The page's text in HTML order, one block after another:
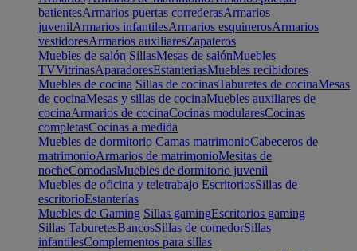
batientesArmarios puertas correderasArmarios
juvenilArmarios infantilesArmarios esquinerosArmarios
vestidoresArmarios auxiliaresZapateros
Muebles de salón SillasMesas de salónMuebles
TVVitrinasAparadoresEstanteriasMuebles recibidores
Muebles de cocina Sillas de cocinasTaburetes de cocinaMesas
de cocinaMesas y sillas de cocinaMuebles auxiliares de
cocinaArmarios de cocinaCocinas modularesCocinas
completasCocinas a medida
Muebles de dormitorio Camas matrimonioCabeceros de
matrimonioArmarios de matrimonioMesitas de
nocheComodasMuebles de dormitorio juvenil
Muebles de oficina y teletrabajo EscritoriosSillas de
escritorioEstanterías
Muebles de Gaming Sillas gamingEscritorios gaming
Sillas TaburetesBancosSillas de comedorSillas
infantilesComplementos para sillas